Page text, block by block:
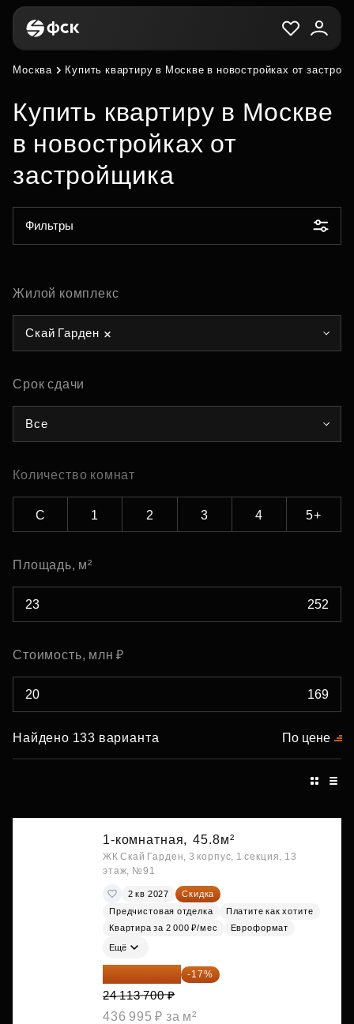
Москва Купить квартиру в Москве в новостройках от
Купить квартиру в Москве
в новостройках от
застройщика
Фильтры
Жилой комплекс
Скай Гарден
Срок сдачи
Все
Количество комнат
С 1 2 3 4 5+
Площадь, м²
Стоимость, млн ₽
Найдено 133 варианта По цене
1-комнатная, 45.8м²
ЖК Скай Гарден, 3 корпус, 1 секция, 13
этаж, №91
2 кв 2027
Скидка
Предчистовая отделка
Платите как хотите
Квартира за 2 000 ₽/мес
Евроформат
Ещё
20 014 371 ₽ -17%
24 113 700 ₽
436 995 ₽ за м²